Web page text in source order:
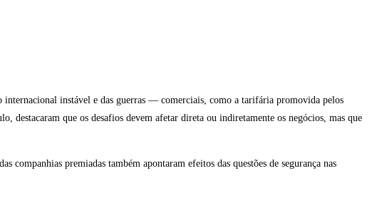
internacional instável e das guerras — comerciais, como a tarifária promovida pelos
destacaram que os desafios devem afetar direta ou indiretamente os negócios, mas que
companhias premiadas também apontaram efeitos das questões de segurança nas